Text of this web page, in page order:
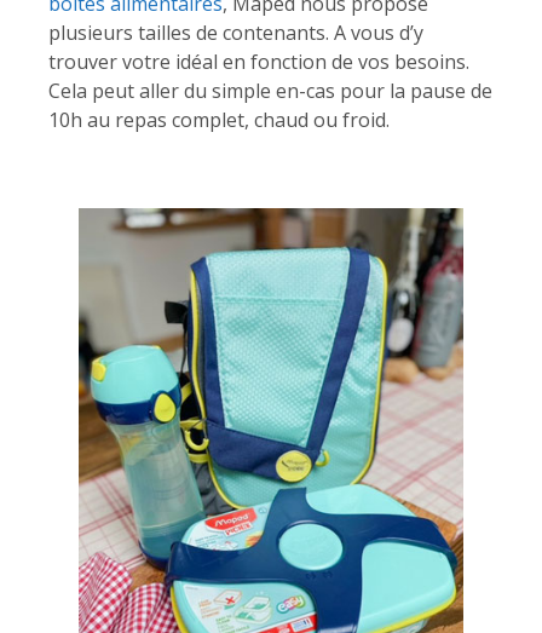
plusieurs tailles de contenants. A vous d’y
trouver votre idéal en fonction de vos besoins.
Cela peut aller du simple en-cas pour la pause de
10h au repas complet, chaud ou froid.